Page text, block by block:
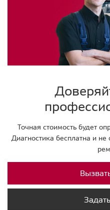
Точная стоимость будет
Диагностика бесплатна и